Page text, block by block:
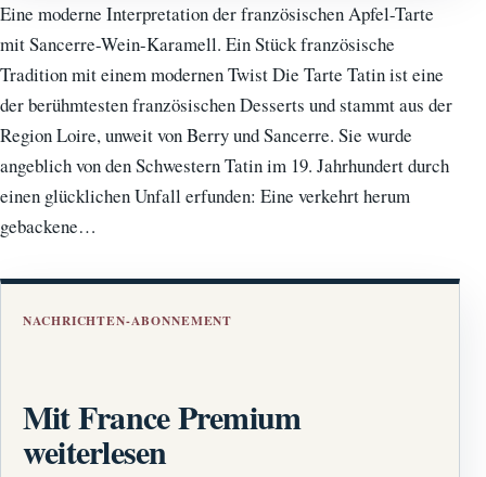
Eine moderne Interpretation der französischen Apfel-Tarte
mit Sancerre-Wein-Karamell. Ein Stück französische
Tradition mit einem modernen Twist Die Tarte Tatin ist eine
der berühmtesten französischen Desserts und stammt aus der
Region Loire, unweit von Berry und Sancerre. Sie wurde
angeblich von den Schwestern Tatin im 19. Jahrhundert durch
einen glücklichen Unfall erfunden: Eine verkehrt herum
gebackene…
NACHRICHTEN-ABONNEMENT
Mit France Premium
weiterlesen